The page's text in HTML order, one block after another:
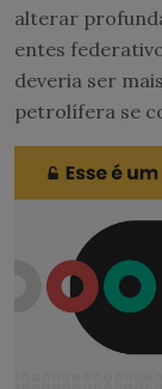
alterar
entes
deveria ser
petrolífera se